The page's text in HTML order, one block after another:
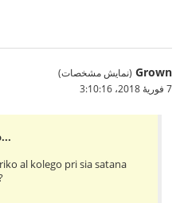
Grown (نمایش مشخصات)
7 فوریهٔ 2018،‏ 3:10:16
al kolego pri sia satana